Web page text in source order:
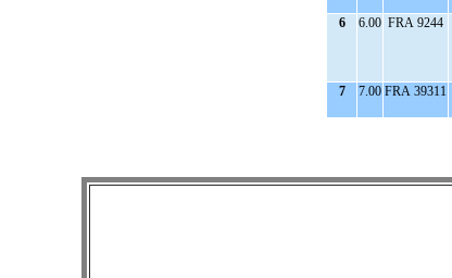
6 6.00 FRA 9244
7 7.00 FRA 39311